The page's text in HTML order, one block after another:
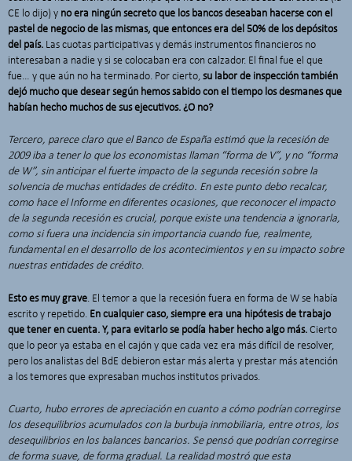
CE lo dijo) y no era ningún secreto que los bancos deseaban hacerse con el
pastel de negocio de las mismas, que entonces era del 50% de los depósitos
del país. Las cuotas participativas y demás instrumentos financieros no
interesaban a nadie y si se colocaban era con calzador. El final fue el que
fue… y que aún no ha terminado. Por cierto, su labor de inspección también
dejó mucho que desear según hemos sabido con el tiempo los desmanes que
habían hecho muchos de sus ejecutivos. ¿O no?
Tercero, parece claro que el Banco de España estimó que la recesión de
2009 iba a tener lo que los economistas llaman “forma de V”, y no “forma
de W”, sin anticipar el fuerte impacto de la segunda recesión sobre la
solvencia de muchas entidades de crédito. En este punto debo recalcar,
como hace el Informe en diferentes ocasiones, que reconocer elimpacto
de la segunda recesión es crucial, porque existe una tendencia a ignorarla,
como si fuera una incidencia sin importancia cuando fue, realmente,
fundamental en el desarrollo de los acontecimientos y en su impacto sobre
nuestras entidades de crédito.
Esto es muy grave. El temor a que la recesión fuera en forma de W se había
escrito y repetido. En cualquier caso, siempre era una hipótesis de trabajo
que tener en cuenta. Y, para evitarlo se podía haber hecho algo más. Cierto
que lo peor ya estaba en el cajón y que cada vez era más difícil de resolver,
pero los analistas del BdE debieron estar más alerta y prestar más atención
a los temores que expresaban muchos institutos privados.
Cuarto, hubo errores de apreciación en cuanto a cómo podrían corregirse
los desequilibrios acumulados con la burbuja inmobiliaria, entre otros, los
desequilibrios en los balances bancarios. Se pensó que podrían corregirse
de forma suave, de forma gradual. La realidadmostró que esta